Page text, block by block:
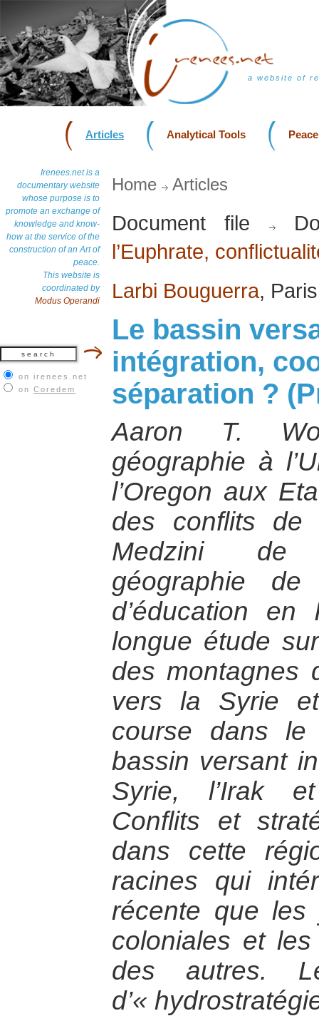
a website of
Articles Analytical Tools
Irenees.net is a
documentary website
whose purpose is to
promote an exchange of
knowledge and know-
how at the service of the
construction of an Art of
peace.
This website is
coordinated by
Modus Operandi
on irenees.net
on Coredem
Home Articles
Document file
l’Euphrate,
Larbi Bouguerra,
Le bassin
intégration,
séparation ?
Aaron T.
géographie à
l’Oregon aux
des conflits de
Medzini de
géographie
d’éducation en
longue étude
des montagnes
vers la Syrie
course dans
bassin versant
Syrie, l’Irak
Conflits et
dans cette
racines qui
récente que les
coloniales et
des autres.
d’«